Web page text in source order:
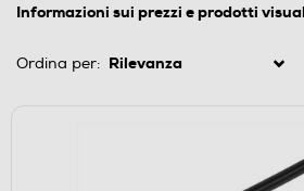
Informazioni sui prezzi e prodotti
Ordina per: